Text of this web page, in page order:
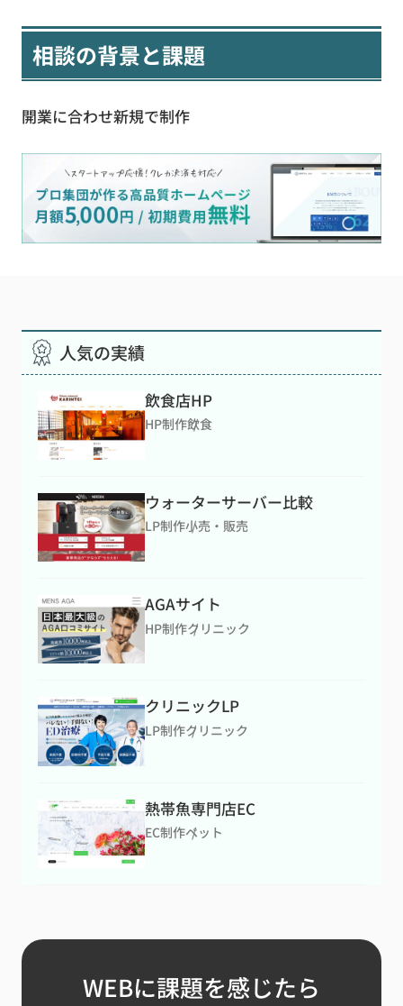
相談の背景と課題
開業に合わせ新規で制作
人気の実績
飲食店HP
HP制作飲食
ウォーターサーバー比較
LP制作小売・販売
AGAサイト
HP制作クリニック
クリニックLP
LP制作クリニック
熱帯魚専門店EC
EC制作ペット
WEBに課題を感じたら